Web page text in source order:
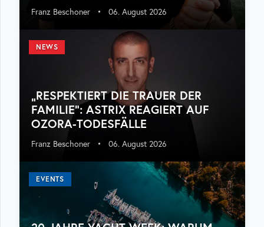
Franz Beschoner • 06. August 2026
NEWS
„RESPEKTIERT DIE TRAUER DER
FAMILIE“: ASTRIX REAGIERT AUF
OZORA-TODESFÄLLE
Franz Beschoner • 06. August 2026
EVENTS